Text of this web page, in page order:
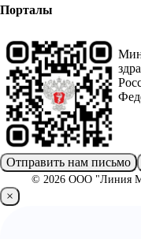
Порталы
Отправить нам письмо
© 2026 ООО "Линия
×